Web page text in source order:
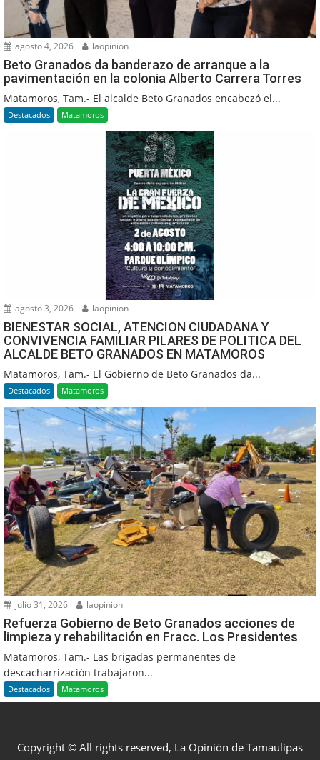
agosto 4, 2026 laopinion
Beto Granados da banderazo de arranque a la
pavimentación en la colonia Alberto Carrera Torres
Matamoros, Tam.- El alcalde Beto Granados encabezó el...
Destacados Matamoros
agosto 3, 2026 laopinion
BIENESTAR SOCIAL, ATENCION CIUDADANA Y
CONVIVENCIA FAMILIAR PILARES DE POLITICA DEL
ALCALDE BETO GRANADOS EN MATAMOROS
Matamoros, Tam.- El Gobierno de Beto Granados da...
Destacados Matamoros
julio 31, 2026 laopinion
Refuerza Gobierno de Beto Granados acciones de
limpieza y rehabilitación en Fracc. Los Presidentes
Matamoros, Tam.- Las brigadas permanentes de
descacharrización trabajaron...
Destacados Matamoros
Copyright © All rights reserved, La Opinión de Tamaulipas